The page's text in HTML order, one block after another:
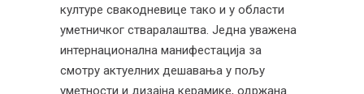
културе свакодневице тако и у области
уметничког стваралаштва. Једна уважена
интернационална манифестација за
смотру актуелних дешавања у пољу
уметности и дизајна керамике, одржана